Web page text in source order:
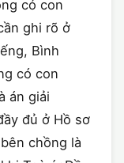
có con
ghi rõ ở
Bình
có con
án giải
đủ ở Hồ sơ
chồng là